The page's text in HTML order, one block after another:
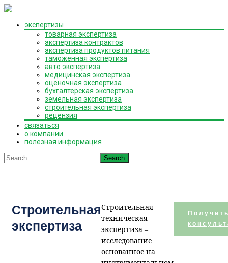
Skip
экспертизы
товарная экспертиза
экспертиза контрактов
экспертиза продуктов питания
таможенная экспертиза
авто экспертиза
медицинская экспертиза
оценочная экспертиза
бухгалтерская экспертиза
земельная экспертиза
строительная экспертиза
рецензия
связаться
о компании
полезная информация
Search
for:
Строительная
экспертиза
Строительная-
техническая
экспертиза –
исследование
основанное на